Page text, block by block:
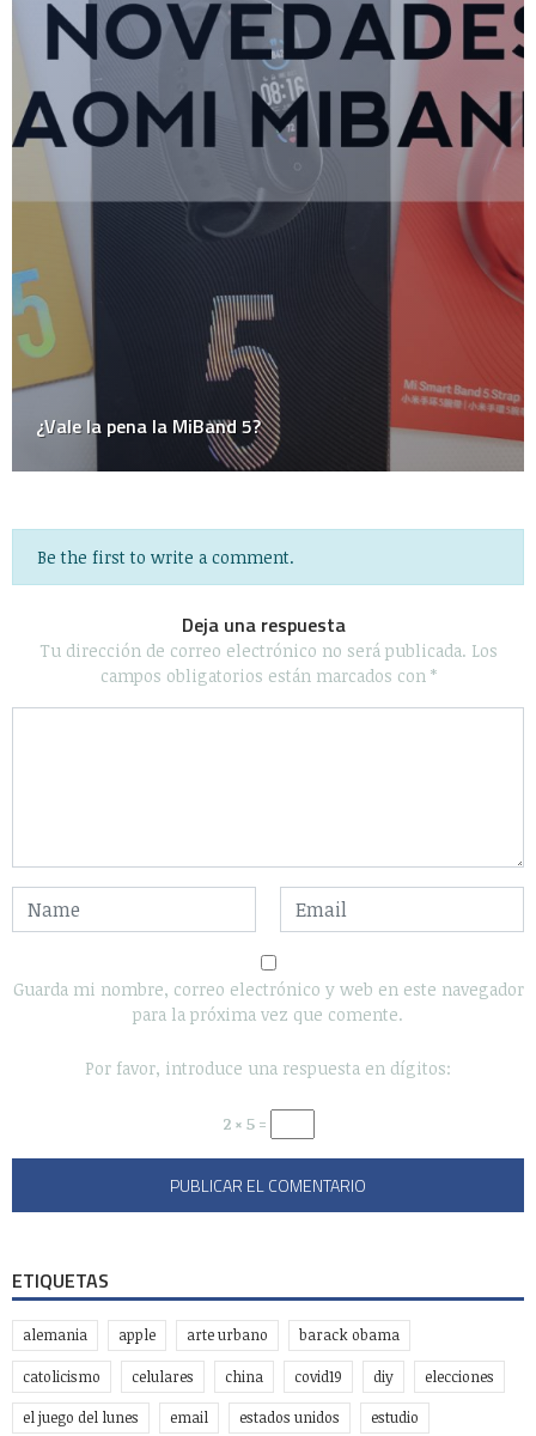
Be the first to write a comment.
Deja una respuesta
Tu dirección de correo electrónico no será publicada. Los
campos obligatorios están marcados con *
Guarda mi nombre, correo electrónico y web en este navegador
para la próxima vez que comente.
Por favor, introduce una respuesta en dígitos:
2 × 5 =
ETIQUETAS
alemania apple arte urbano barack obama
catolicismo celulares china covid19 diy elecciones
el juego del lunes email estados unidos estudio